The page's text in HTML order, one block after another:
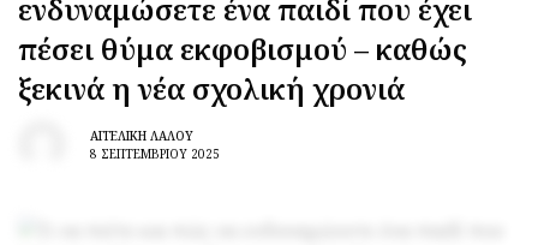
Μαθήματα κολύμβησης για
βρέφη και πρώιμη κινητική
ανάπτυξη: τι δείχνει νέα
έρευνα
Διεθνής Ημέρα Φιλίας
30/7: Tα οφέλη της φιλίας
ενδυναμώσετε ένα παιδί που έχει
πέσει θύμα εκφοβισμού – καθώς
ξεκινά η νέα σχολική χρονιά
ΑΓΓΕΛΙΚΉ ΛΆΛΟΥ
8 ΣΕΠΤΕΜΒΡΊΟΥ 2025